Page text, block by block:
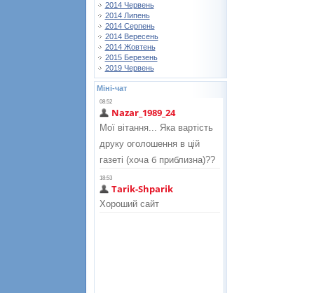
2014 Червень
2014 Липень
2014 Серпень
2014 Вересень
2014 Жовтень
2015 Березень
2019 Червень
Міні-чат